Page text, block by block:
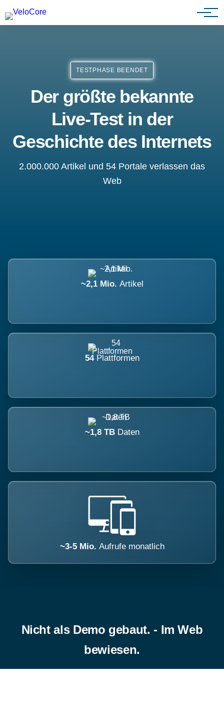
Agenturen & Webdesigner
TESTPHASE BEENDET
Der größte bekannte
Live-Test in der
Geschichte des Internets
2.000.000 Artikel und 54 Portale verlassen das
Web
~2,1 Mio. Artikel
54 Plattformen
~1,8 TB Daten
~3-5 Mio. Aufrufe monatlich
Nicht als Demo gebaut. - Im Web
bewiesen.